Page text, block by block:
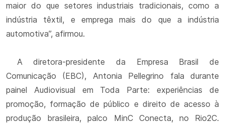
maior do que setores industriais tradicionais, como a
indústria têxtil, e emprega mais do que a indústria
automotiva”, afirmou.
A diretora-presidente da Empresa Brasil de
Comunicação (EBC), Antonia Pellegrino fala durante
painel Audiovisual em Toda Parte: experiências de
promoção, formação de público e direito de acesso à
produção brasileira, palco MinC Conecta, no Rio2C.